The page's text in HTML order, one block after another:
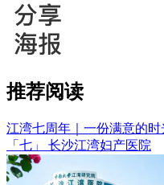
推荐阅读
江湾七周年｜一份满意的
「七」 长沙江湾妇产医院